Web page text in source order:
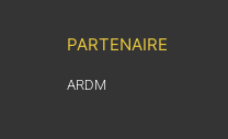
PARTENAIRE
ARDM